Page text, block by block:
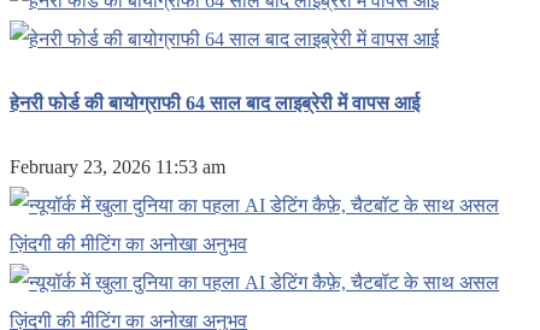
हेनरी फोर्ड की बायोग्राफी 64 साल बाद लाइब्रेरी में वापस आई
February 23, 2026 11:53 am